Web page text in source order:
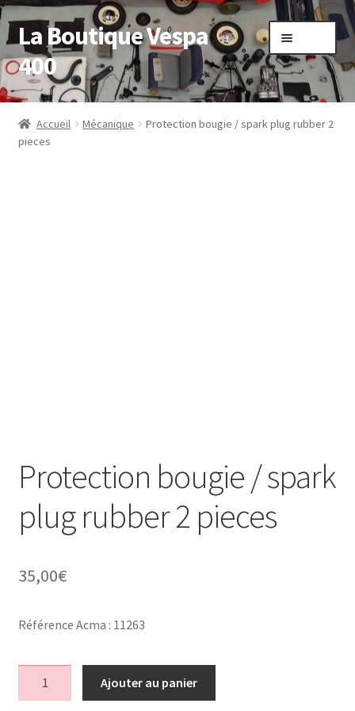
Aller
à
la
navigation
Aller
au
contenu
La Boutique Vespa
400
Accueil
Boutique
Accueil Mécanique
Protection bougie / spark plug rubber 2
pieces
Protection bougie / spark
plug rubber 2 pieces
35,00€
Référence Acma : 11263
Ajouter au panier